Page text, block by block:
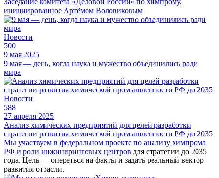
инициированное Артёмом Воловиковым
Новости
500
9 мая 2025
9 мая — день, когда наука и мужество объединились ради
мира
Новости
588
27 апреля 2025
Анализ химических предприятий для целей разработки
стратегии развития химической промышленности РФ до 2035
Мы участвуем в федеральном проекте по анализу химпрома
РФ и роли инжиниринговых центров для стратегии до 2035
года. Цель — опереться на факты и задать реальный вектор
развития отрасли.